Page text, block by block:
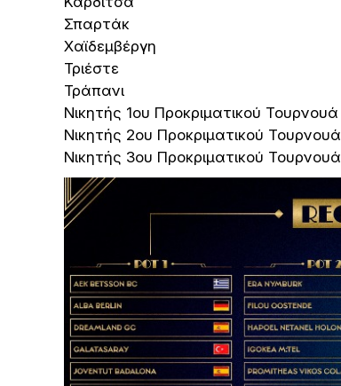
Σπαρτάκ
Χαϊδεμβέργη
Τριέστε
Τράπανι
Νικητής 1ου Προκριματικού Τουρνουά
Νικητής 2ου Προκριματικού Τουρνουά
Νικητής 3ου Προκριματικού Τουρνουά